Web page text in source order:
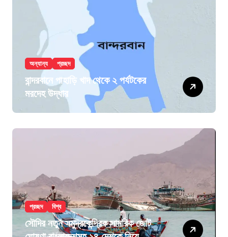
অন্যান্য প্রচ্ছদ
বান্দরবানে পাহাড়ি খাদ থেকে ২ পর্যটকের
মরদেহ উদ্ধার
প্রচ্ছদ বিশ্ব
সৌদির নতুন সমুদ্রকেন্দ্রিক সামরিক জোট